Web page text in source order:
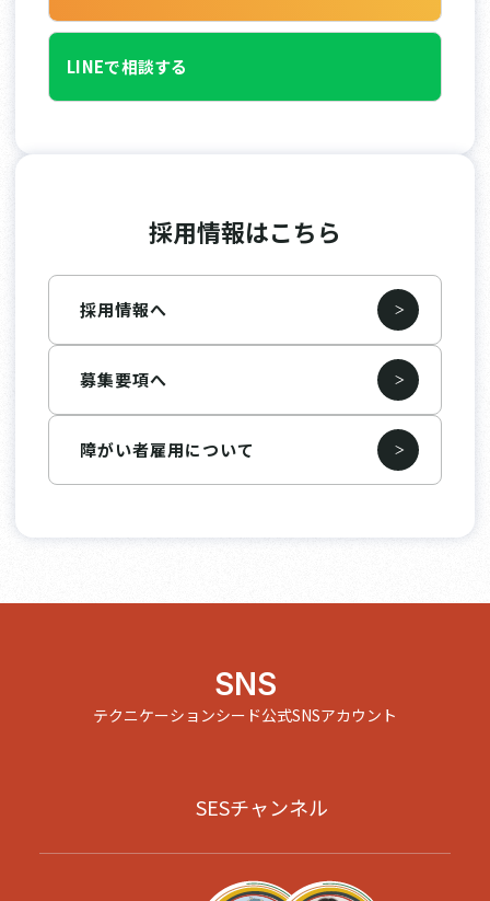
LINEで相談する
採用情報はこちら
採用情報へ
募集要項へ
障がい者雇用について
SNS
テクニケーションシード公式SNSアカウント
SESチャンネル